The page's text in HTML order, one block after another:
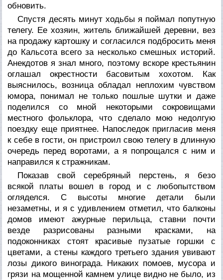
обновить.
Спустя десять минут ходьбы я поймал попутную
телегу. Ее хозяин, житель ближайшей деревни, вез
на продажу картошку и согласился подбросить меня
до Кальсота всего за несколько смешных историй.
Анекдотов я знал много, поэтому вскоре крестьянин
оглашал окрестности басовитым хохотом. Как
выяснилось, возница обладал неплохим чувством
юмора, понимал не только пошлые шутки и даже
поделился со мной некоторыми сокровищами
местного фольклора, что сделало мою недолгую
поездку еще приятнее. Напоследок пригласив меня
к себе в гости, он пристроил свою телегу в длинную
очередь перед воротами, а я попрощался с ним и
направился к стражникам.
Показав свой серебряный перстень, я безо
всякой платы вошел в город и с любопытством
огляделся. С высоты многие детали были
незаметны, и я с удивлением отметил, что балконы
домов имеют ажурные перильца, ставни почти
везде разрисованы разными красками, на
подоконниках стоят красивые пузатые горшки с
цветами, а стены каждого третьего здания увивают
лозы дикого винограда. Никаких помоев, мусора и
грязи на мощенной камнем улице видно не было, из